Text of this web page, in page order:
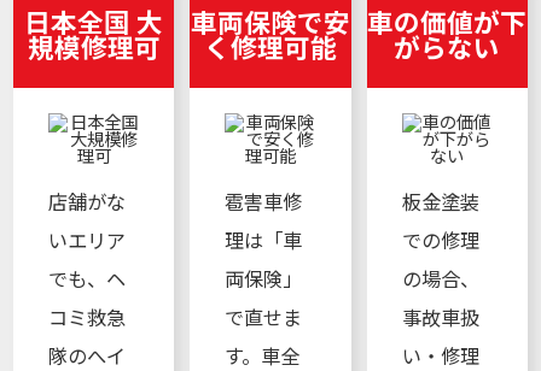
日本全国 大
規模修理可
店舗がな
いエリア
でも、ヘ
コミ救急
隊のへイ
車両保険で安
く修理可能
雹害車修
理は「車
両保険」
で直せま
す。車全
車の価値が下
がらない
板金塗装
での修理
の場合、
事故車扱
い・修理